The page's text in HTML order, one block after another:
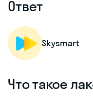
Ответ
Skysmart
Что такое